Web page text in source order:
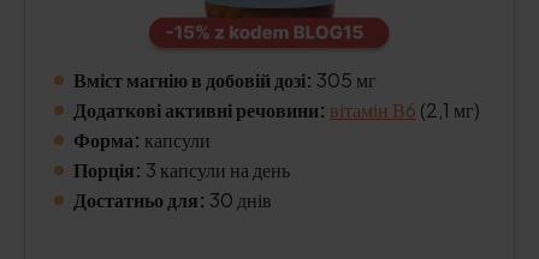
Вміст магнію в добовій дозі: 305 мг
Додаткові активні речовини: вітамін В6 (2,1 мг)
Форма: капсули
Порція: 3 капсули на день
Достатньо для: 30 днів